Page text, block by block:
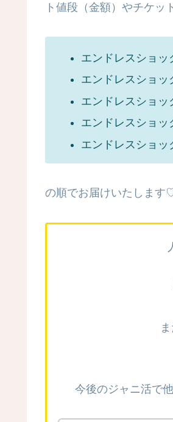
ト値段（金額）やチケッ
エンドレスショッ
エンドレスショッ
エンドレスショッ
エンドレスショッ
エンドレスショッ
の順でお届けいたします
ま
今後のジャニ活で